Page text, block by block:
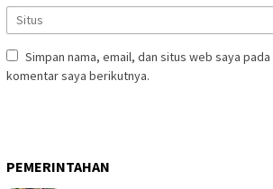
Simpan nama, email, dan situs web saya
komentar saya berikutnya.
PEMERINTAHAN